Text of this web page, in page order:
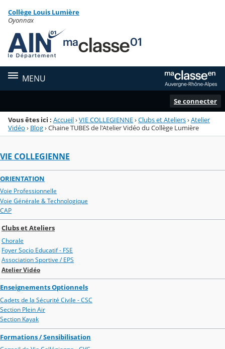
Menu de la rubrique
Contenu
Collège Louis Lumière
Oyonnax
MENU
Se connecter
Vous êtes ici : Accueil›VIE COLLEGIENNE›Clubs et Ateliers›Atelier
Vidéo › Blog›Chaine TUBES de l'Atelier Vidéo du Collège Lumière
VIE COLLEGIENNE
ORIENTATION
Voie Professionnelle
Voie Générale & Technologique
CAP
Clubs et Ateliers
Chorale
Foyer Socio Educatif - FSE
Association Sportive / EPS
Atelier Vidéo
Enseignements Optionnels
Cadets de la Sécurité Civile - CSC
Section Plein Air
Section Kayak
Formations / Sensibilisation